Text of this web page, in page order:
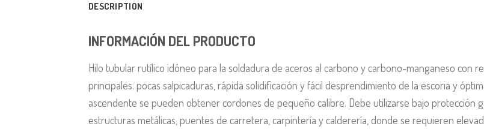
DESCRIPTION
INFORMACIÓN DEL PRODUCTO
Hilo tubular rutílico idóneo para la soldadura de aceros al carbono y carbono-manganeso con
principales: pocas salpicaduras, rápida solidificación y fácil desprendimiento de la escoria y
ascendente se pueden obtener cordones de pequeño calibre. Debe utilizarse bajo protección
estructuras metálicas, puentes de carretera, carpintería y calderería, donde se requieren